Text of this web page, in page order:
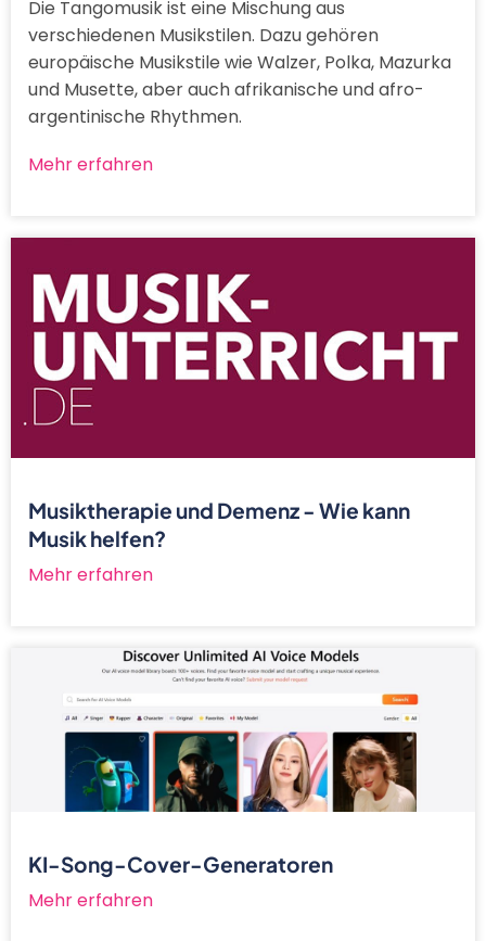
Die Tangomusik ist eine Mischung aus
verschiedenen Musikstilen. Dazu gehören
europäische Musikstile wie Walzer, Polka, Mazurka
und Musette, aber auch afrikanische und afro-
argentinische Rhythmen.
Mehr erfahren
Musiktherapie und Demenz - Wie kann
Musik helfen?
Mehr erfahren
KI-Song-Cover-Generatoren
Mehr erfahren